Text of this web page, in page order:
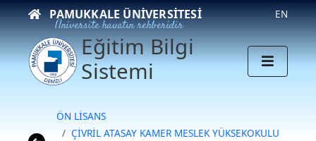
PAMUKKALE ÜNIVERSITESI
Üniversite hayatın rehberidir
EN
Eğitim Bilgi
Sistemi
ÖN LİSANS
ÇİVRİL ATASAY KAMER MESLEK YÜKSEKOKULU